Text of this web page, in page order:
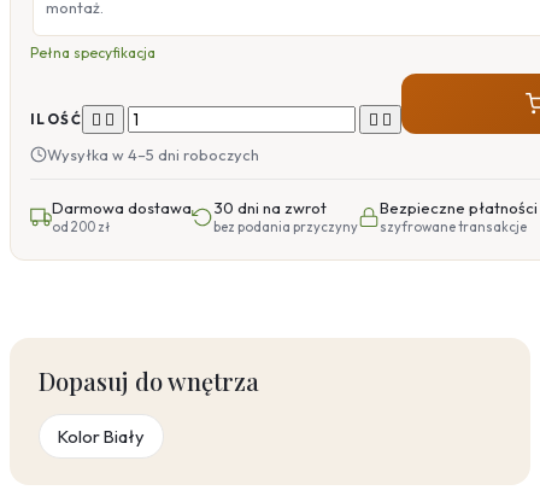
montaż.
Pełna specyfikacja
ILOŚĆ    
Wysyłka w 4–5 dni roboczych
Darmowa dostawa
od 200 zł
30 dni na zwrot
bez podania przyczyny
Bezpieczne płatności
szyfrowane transakcje
Dopasuj do wnętrza
Kolor Biały